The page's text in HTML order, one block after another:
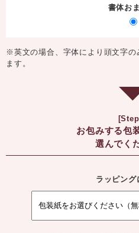
書体お
※英文の場合、字体により頭文字
ます。
お包みする包
選んでく
ラッピング